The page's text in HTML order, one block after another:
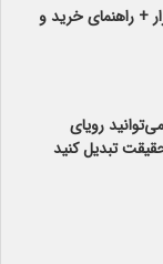
+ راهنمای خرید و
رویای
حقیقت تبدیل کنید